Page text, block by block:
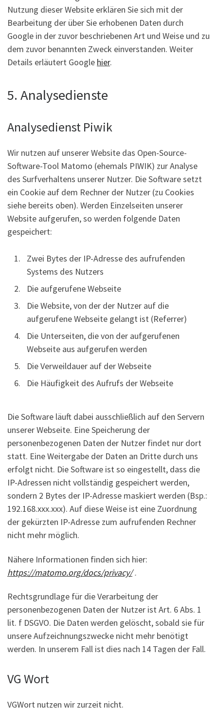
Nutzung dieser Website erklären Sie sich mit der
Bearbeitung der über Sie erhobenen Daten durch
Google in der zuvor beschriebenen Art und Weise und zu
dem zuvor benannten Zweck einverstanden. Weiter
Details erläutert Google hier.
5. Analysedienste
Analysedienst Piwik
Wir nutzen auf unserer Website das Open-Source-
Software-Tool Matomo (ehemals PIWIK) zur Analyse
des Surfverhaltens unserer Nutzer. Die Software setzt
ein Cookie auf dem Rechner der Nutzer (zu Cookies
siehe bereits oben). Werden Einzelseiten unserer
Website aufgerufen, so werden folgende Daten
gespeichert:
Zwei Bytes der IP-Adresse des aufrufenden
Systems des Nutzers
Die aufgerufene Webseite
Die Website, von der der Nutzer auf die
aufgerufene Webseite gelangt ist (Referrer)
Die Unterseiten, die von der aufgerufenen
Webseite aus aufgerufen werden
Die Verweildauer auf der Webseite
Die Häufigkeit des Aufrufs der Webseite
Die Software läuft dabei ausschließlich auf den Servern
unserer Webseite. Eine Speicherung der
personenbezogenen Daten der Nutzer findet nur dort
statt. Eine Weitergabe der Daten an Dritte durch uns
erfolgt nicht. Die Software ist so eingestellt, dass die
IP-Adressen nicht vollständig gespeichert werden,
sondern 2 Bytes der IP-Adresse maskiert werden (Bsp.:
192.168.xxx.xxx). Auf diese Weise ist eine Zuordnung
der gekürzten IP-Adresse zum aufrufenden Rechner
nicht mehr möglich.
Nähere Informationen finden sich hier:
https://matomo.org/docs/privacy/.
Rechtsgrundlage für die Verarbeitung der
personenbezogenen Daten der Nutzer ist Art. 6 Abs. 1
lit. f DSGVO. Die Daten werden gelöscht, sobald sie für
unsere Aufzeichnungszwecke nicht mehr benötigt
werden. In unserem Fall ist dies nach 14 Tagen der Fall.
VG Wort
VGWort nutzen wir zurzeit nicht.